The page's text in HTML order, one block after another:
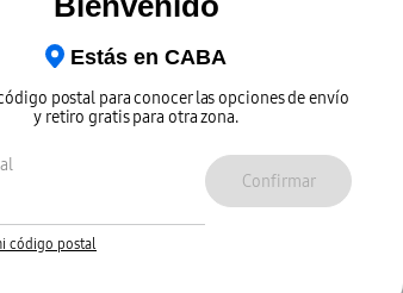
Estás en CABA
postal para conocer las opciones de envío
y retiro gratis para otra zona.
Confirmar
código postal
más vendidos